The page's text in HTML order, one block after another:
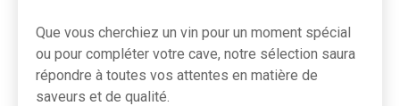
Que vous cherchiez un vin pour un moment spécial
ou pour compléter votre cave, notre sélection saura
répondre à toutes vos attentes en matière de
saveurs et de qualité.